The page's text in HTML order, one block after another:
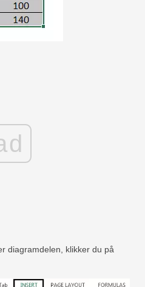
diagramdelen, klikker du på